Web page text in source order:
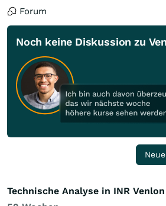
Forum
Noch keine Diskussion zu
Technische Analyse in INR